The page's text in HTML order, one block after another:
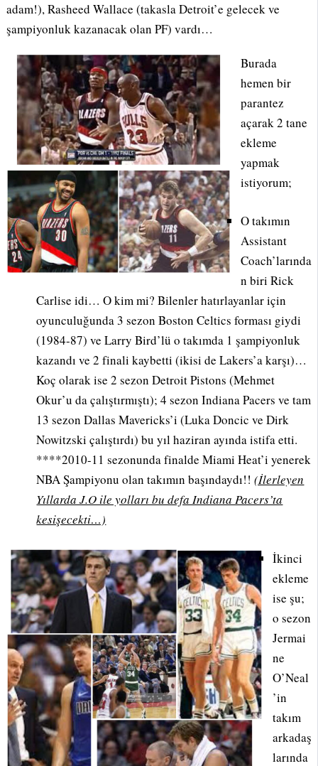
adam!), Rasheed Wallace (takasla Detroit’e gelecek ve
şampiyonluk kazanacak olan PF) vardı…
Burada
hemen bir
parantez
açarak 2 tane
ekleme
yapmak
istiyorum;
O takımın
Assistant
Coach’larında
n biri Rick
Carlise idi… O kim mi? Bilenler hatırlayanlar için
oyunculuğunda 3 sezon Boston Celtics forması giydi
(1984-87) ve Larry Bird’lü o takımda 1 şampiyonluk
kazandı ve 2 finali kaybetti (ikisi de Lakers’a karşı)…
Koç olarak ise 2 sezon Detroit Pistons (Mehmet
Okur’u da çalıştırmıştı); 4 sezon Indiana Pacers ve tam
13 sezon Dallas Mavericks’i (Luka Doncic ve Dirk
Nowitzski çalıştırdı) bu yıl haziran ayında istifa etti.
****2010-11 sezonunda finalde Miami Heat’i yenerek
NBA Şampiyonu olan takımın başındaydı!!(İlerleyen
Yıllarda J.O ile yolları bu defa Indiana Pacers’ta
kesişecekti…)
İkinci
ekleme
ise şu;
o sezon
Jermai
ne
O’Neal
’in
takım
arkadaş
larında